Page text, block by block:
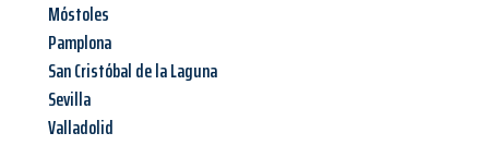
Móstoles
Pamplona
San Cristóbal de la Laguna
Sevilla
Valladolid